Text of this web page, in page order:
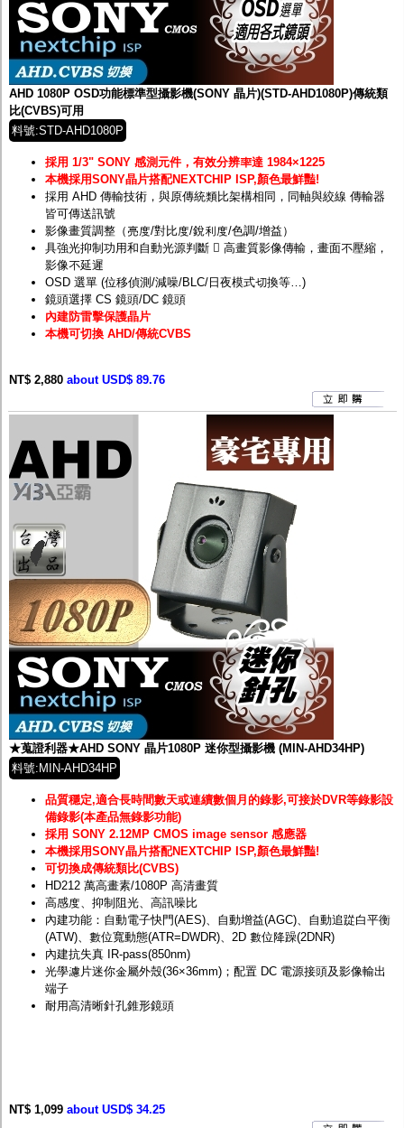
AHD 1080P OSD功能標準型攝影機(SONY 晶片)(STD-AHD1080P)傳統類
比(CVBS)可用
料號:STD-AHD1080P
採用 1/3" SONY 感測元件，有效分辨率達 1984×1225
本機採用SONY晶片搭配NEXTCHIP ISP,顏色最鮮豔!
採用 AHD 傳輸技術，與原傳統類比架構相同，同軸與絞線 傳輸器
皆可傳送訊號
影像畫質調整（亮度/對比度/銳利度/色調/增益）
具強光抑制功用和自動光源判斷  高畫質影像傳輸，畫面不壓縮，
影像不延遲
OSD 選單 (位移偵測/減噪/BLC/日夜模式切換等…)
鏡頭選擇 CS 鏡頭/DC 鏡頭
內建防雷擊保護晶片
本機可切換 AHD/傳統CVBS
NT$ 2,880 about USD$ 89.76
★蒐證利器★AHD SONY 晶片1080P 迷你型攝影機 (MIN-AHD34HP)
料號:MIN-AHD34HP
品質穩定,適合長時間數天或連續數個月的錄影,可接於DVR等錄影設
備錄影(本產品無錄影功能)
採用 SONY 2.12MP CMOS image sensor 感應器
本機採用SONY晶片搭配NEXTCHIP ISP,顏色最鮮豔!
可切換成傳統類比(CVBS)
HD212 萬高畫素/1080P 高清畫質
高感度、抑制阻光、高訊噪比
內建功能：自動電子快門(AES)、自動增益(AGC)、自動追踨白平衡
(ATW)、數位寬動態(ATR=DWDR)、2D 數位降躁(2DNR)
內建抗失真 IR-pass(850nm)
光學濾片迷你金屬外殼(36×36mm)；配置 DC 電源接頭及影像輸出
端子
耐用高清晰針孔錐形鏡頭
NT$ 1,099 about USD$ 34.25